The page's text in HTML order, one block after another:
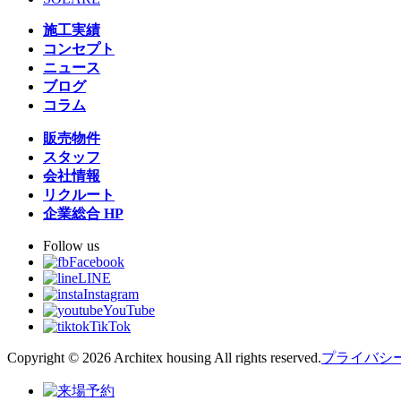
施工実績
コンセプト
ニュース
ブログ
コラム
販売物件
スタッフ
会社情報
リクルート
企業総合 HP
Follow us
Facebook
LINE
Instagram
YouTube
TikTok
Copyright © 2026 Architex housing All rights reserved.プライバシ